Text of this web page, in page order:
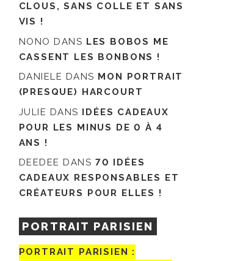
CLOUS, SANS COLLE ET SANS
VIS !
NONO DANS LES BOBOS ME
CASSENT LES BONBONS !
DANIELE DANS MON PORTRAIT
(PRESQUE) HARCOURT
JULIE DANS IDÉES CADEAUX
POUR LES MINUS DE 0 À 4
ANS !
DEEDEE DANS 70 IDÉES
CADEAUX RESPONSABLES ET
CRÉATEURS POUR ELLES !
PORTRAIT PARISIEN
PORTRAIT PARISIEN :